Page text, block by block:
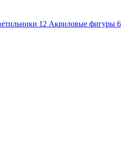
12 Акриловые фигуры 6